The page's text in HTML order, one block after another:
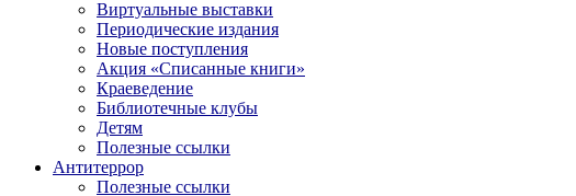
Виртуальные выставки
Периодические издания
Новые поступления
Акция «Списанные книги»
Краеведение
Библиотечные клубы
Детям
Полезные ссылки
Антитеррор
Полезные ссылки